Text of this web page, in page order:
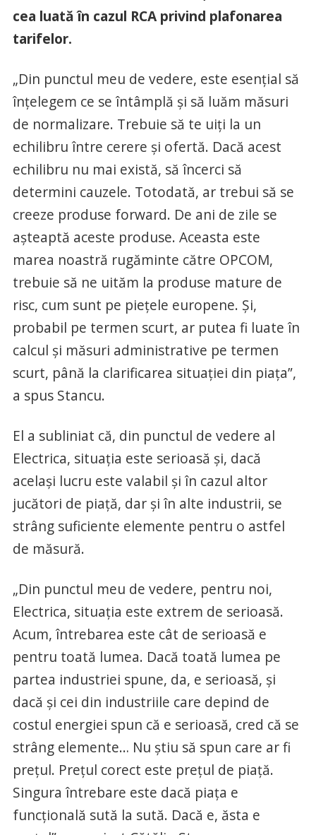
cea luată în cazul RCA privind plafonarea
tarifelor.
„Din punctul meu de vedere, este esenţial să
înţelegem ce se întâmplă şi să luăm măsuri
de normalizare. Trebuie să te uiţi la un
echilibru între cerere şi ofertă. Dacă acest
echilibru nu mai există, să încerci să
determini cauzele. Totodată, ar trebui să se
creeze produse forward. De ani de zile se
aşteaptă aceste produse. Aceasta este
marea noastră rugăminte către OPCOM,
trebuie să ne uităm la produse mature de
risc, cum sunt pe pieţele europene. Şi,
probabil pe termen scurt, ar putea fi luate în
calcul şi măsuri administrative pe termen
scurt, până la clarificarea situaţiei din piaţa”,
a spus Stancu.
El a subliniat că, din punctul de vedere al
Electrica, situaţia este serioasă şi, dacă
acelaşi lucru este valabil şi în cazul altor
jucători de piaţă, dar şi în alte industrii, se
strâng suficiente elemente pentru o astfel
de măsură.
„Din punctul meu de vedere, pentru noi,
Electrica, situaţia este extrem de serioasă.
Acum, întrebarea este cât de serioasă e
pentru toată lumea. Dacă toată lumea pe
partea industriei spune, da, e serioasă, şi
dacă şi cei din industriile care depind de
costul energiei spun că e serioasă, cred că se
strâng elemente… Nu ştiu să spun care ar fi
preţul. Preţul corect este preţul de piaţă.
Singura întrebare este dacă piaţa e
funcţională sută la sută. Dacă e, ăsta e